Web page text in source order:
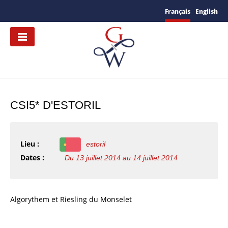
Français English
CSI5* D'ESTORIL
Lieu : estoril
Dates : Du 13 juillet 2014 au 14 juillet 2014
Algorythem et Riesling du Monselet